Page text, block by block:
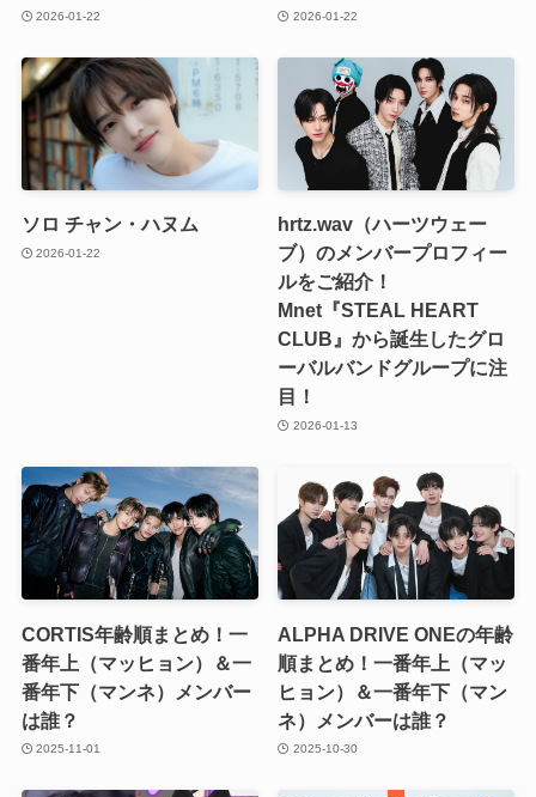
2026-01-22 2026-01-22
ソロ チャン・ハヌム
2026-01-22
hrtz.wav（ハーツウェー
ブ）のメンバープロフィー
ルをご紹介！
Mnet『STEAL HEART
CLUB』から誕生したグロ
ーバルバンドグループに注
目！
2026-01-13
CORTIS年齢順まとめ！一
番年上（マッヒョン）＆一
番年下（マンネ）メンバー
は誰？
2025-11-01
ALPHA DRIVE ONEの年齢
順まとめ！一番年上（マッ
ヒョン）＆一番年下（マン
ネ）メンバーは誰？
2025-10-30